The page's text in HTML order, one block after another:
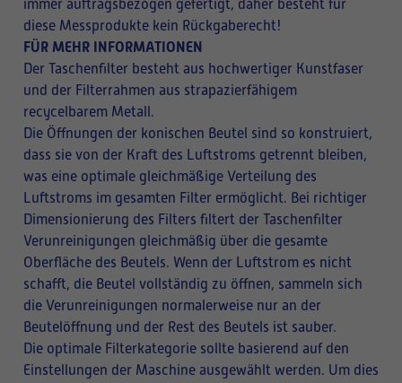
immer auftragsbezogen gefertigt, daher besteht für
diese Messprodukte kein Rückgaberecht!
FÜR MEHR INFORMATIONEN
Der Taschenfilter besteht aus hochwertiger Kunstfaser
und der Filterrahmen aus strapazierfähigem
recycelbarem Metall.
Die Öffnungen der konischen Beutel sind so konstruiert,
dass sie von der Kraft des Luftstroms getrennt bleiben,
was eine optimale gleichmäßige Verteilung des
Luftstroms im gesamten Filter ermöglicht. Bei richtiger
Dimensionierung des Filters filtert der Taschenfilter
Verunreinigungen gleichmäßig über die gesamte
Oberfläche des Beutels. Wenn der Luftstrom es nicht
schafft, die Beutel vollständig zu öffnen, sammeln sich
die Verunreinigungen normalerweise nur an der
Beutelöffnung und der Rest des Beutels ist sauber.
Die optimale Filterkategorie sollte basierend auf den
Einstellungen der Maschine ausgewählt werden. Um dies